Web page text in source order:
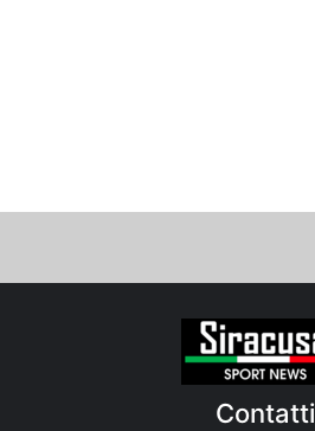
Contatti